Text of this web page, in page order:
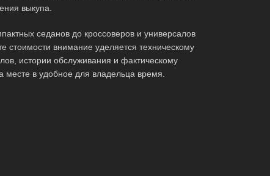
выкупа.
седанов до кроссоверов и универсалов
стоимости внимание уделяется техническому
истории обслуживания и фактическому
в удобное для владельца время.